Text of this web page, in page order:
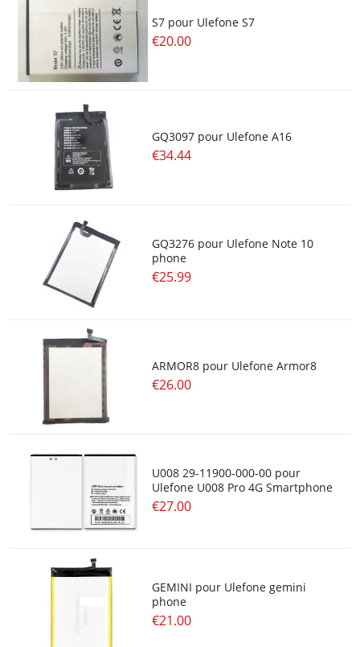
S7 pour Ulefone S7
€20.00
GQ3097 pour Ulefone A16
€34.44
GQ3276 pour Ulefone Note 10
phone
€25.99
ARMOR8 pour Ulefone Armor8
€26.00
U008 29-11900-000-00 pour
Ulefone U008 Pro 4G Smartphone
€27.00
GEMINI pour Ulefone gemini
phone
€21.00